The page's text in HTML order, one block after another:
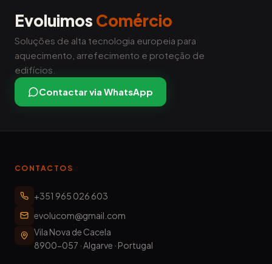
Evoluimos Comércio
Soluções de alta tecnologia europeia para
aquecimento, arrefecimento e proteção de
edifícios.
Contactar via WhatsApp
CONTACTOS
+351 965 026 603
evolucom@gmail.com
Vila Nova de Cacela
8900-057 ·Algarve · Portugal